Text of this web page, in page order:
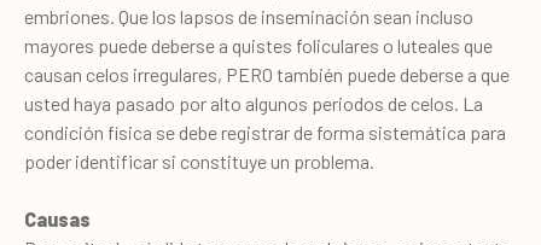
embriones. Que los lapsos de inseminación sean incluso
mayores puede deberse a quistes foliculares o luteales que
causan celos irregulares, PERO también puede deberse a que
usted haya pasado por alto algunos periodos de celos. La
condición física se debe registrar de forma sistemática para
poder identificar si constituye un problema.
Causas